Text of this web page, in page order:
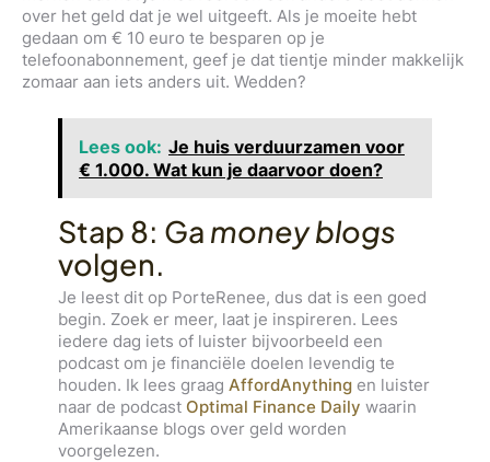
over het geld dat je wel uitgeeft. Als je moeite hebt
gedaan om € 10 euro te besparen op je
telefoonabonnement, geef je dat tientje minder makkelijk
zomaar aan iets anders uit. Wedden?
Lees ook: Je huis verduurzamen voor
€ 1.000. Wat kun je daarvoor doen?
Stap 8: Ga money blogs
volgen.
Je leest dit op PorteRenee, dus dat is een goed
begin. Zoek er meer, laat je inspireren. Lees
iedere dag iets of luister bijvoorbeeld een
podcast om je financiële doelen levendig te
houden. Ik lees graag AffordAnythingen luister
naar de podcast Optimal Finance Daily waarin
Amerikaanse blogs over geld worden
voorgelezen.